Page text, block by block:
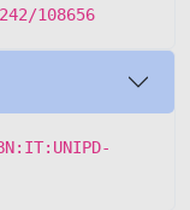
108656